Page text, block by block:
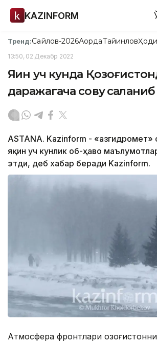
KAZINFORM
Тренд:Сайлов-2026АқордаТайинлов
13:50, 02 Декабр 2022
Яқин уч кунда
даражагача совуқ
ASTANA. Kazinform - «Қазгидромет»
яқин уч кунлик об-ҳаво
этди, деб хабар беради Kazinform.
Атмосфера фронтлари